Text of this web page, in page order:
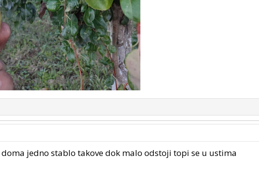
jedno stablo takove dok malo odstoji topi se u ustima